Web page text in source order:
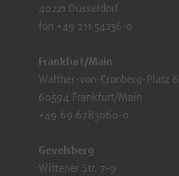
40221 Düsseldorf
fon +49 211 54236-0
Frankfurt/Main
Walther-von-Cronberg-Platz 6
60594 Frankfurt/Main
+49 69 6783060-0
Gevelsberg
Wittener Str. 7-9